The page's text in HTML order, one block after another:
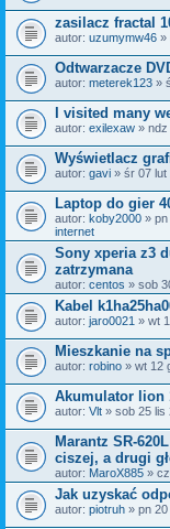
zasilacz fractal
autor: uzumymw46 »
Odtwarzacze
autor: meterek123 »
I visited many
autor: exilexaw » ndz
Wyświetlacz
autor: gavi » śr 07 lut
Laptop do gier
autor: koby2000 »
internet
Sony xperia z3
zatrzymana
autor: centos » sob
Kabel
autor: jaro0021 » wt
Mieszkanie na
autor: robino » wt 12
Akumulator lion
autor: Vlt » sob 25 lis
Marantz SR-
ciszej, a drugi
autor: MaroX885 »
Jak uzyskać
autor: piotruh » pn